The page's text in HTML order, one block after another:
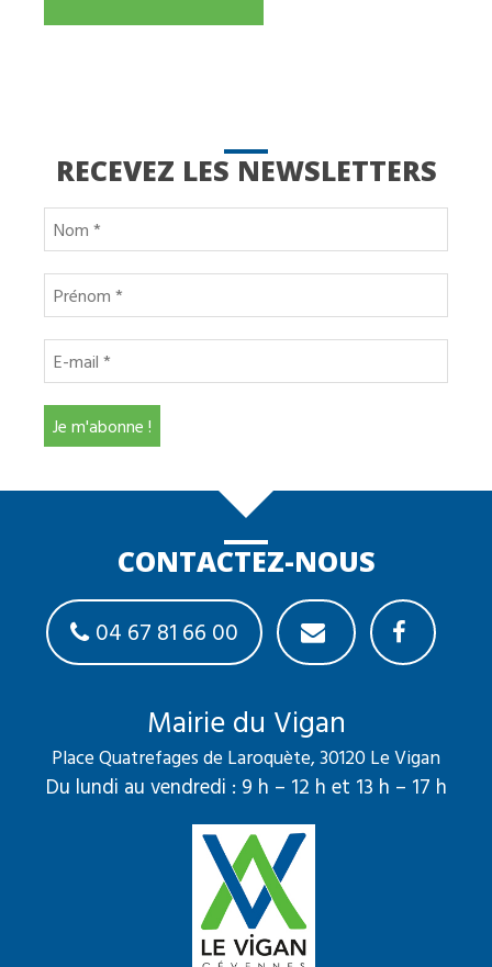
RECEVEZ LES NEWSLETTERS
CONTACTEZ-NOUS
04 67 81 66 00
Mairie du Vigan
Place Quatrefages de Laroquète, 30120 Le Vigan
Du lundi au vendredi : 9 h – 12 h et 13 h – 17 h